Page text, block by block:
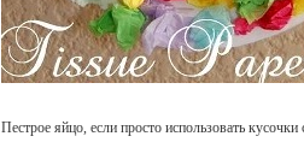
Пестрое яйцо, если просто использовать